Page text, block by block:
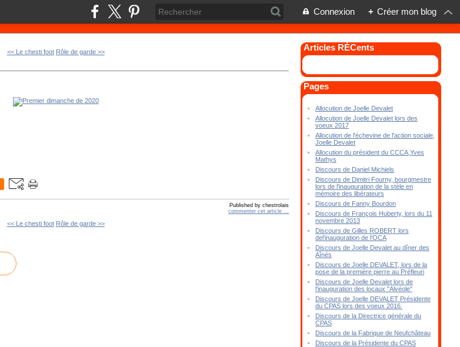
Connexion + Créer mon blog
<< Le chesti foot Rôle de garde >>
Published by chestrolais
commenter cet article
<< Le chesti foot Rôle de garde >>
Articles RÉCents
Pages
Allocution de Joelle Devalet
Allocution de Joelle Devalet lors des
voeux 2017
Allocution de l'échevine de l'action sociale,
Joelle Devalet
Allocution du président du CCCA,Yves
Mathys
Discours de Daniel Michiels
Discours de Dimitri Fourny, bourgmestre
lors de l'inauguration de la stèle en
mémoire des libérateurs
Discours de Fanny Bourdon
Discours de François Huberty, lors du 11
novembre 2013
Discours de Gilles ROBERT lors
del'inauguration de l'OCA
Discours de Joelle Devalet au dîner des
Aînés
Discours de Joelle DEVALET, lors de la
pose de la première pierre au Préfleuri
Discours de Joelle Devalet lors de
l'inauguration des locaux "Alvéole"
Discours de Joelle DEVALET Présidente
du CPAS lors des voeux 2016.
Discours de la Directrice générale du
CPAS
Discours de la Fabrique de Neufchâteau
Discours de la Présidente du CPAS